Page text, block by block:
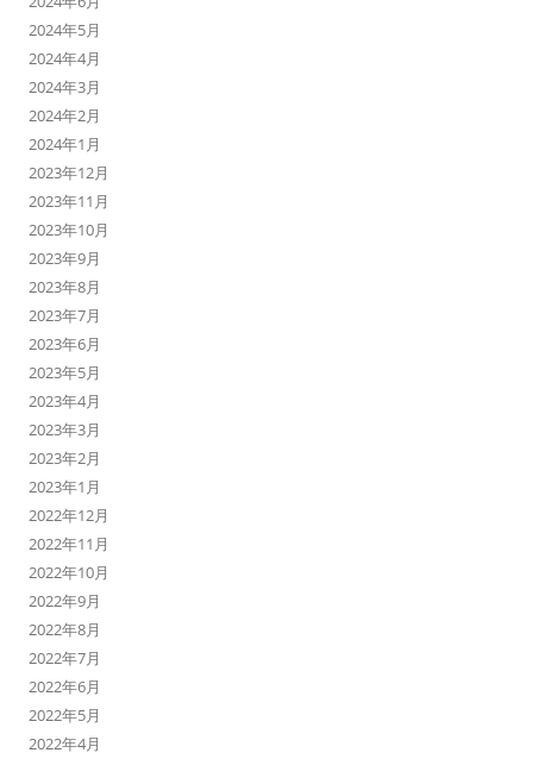
2024年5月
2024年4月
2024年3月
2024年2月
2024年1月
2023年12月
2023年11月
2023年10月
2023年9月
2023年8月
2023年7月
2023年6月
2023年5月
2023年4月
2023年3月
2023年2月
2023年1月
2022年12月
2022年11月
2022年10月
2022年9月
2022年8月
2022年7月
2022年6月
2022年5月
2022年4月